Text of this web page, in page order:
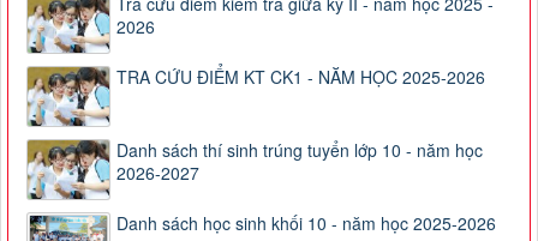
2026
TRA CỨU ĐIỂM KT CK1 - NĂM HỌC 2025-2026
Danh sách thí sinh trúng tuyển lớp 10 - năm học
2026-2027
Danh sách học sinh khối 10 - năm học 2025-2026